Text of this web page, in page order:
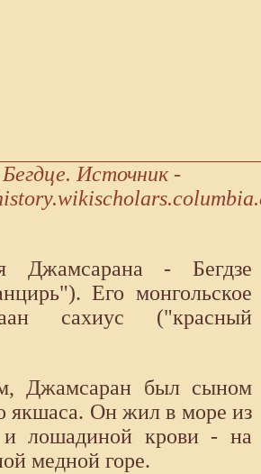
Источник -
Джамсарана - Бегдзе
Его монгольское
сахиус ("красный
Джамсаран был сыном
якшаса. Он жил в море из
и лошадиной крови - на
медной горе.